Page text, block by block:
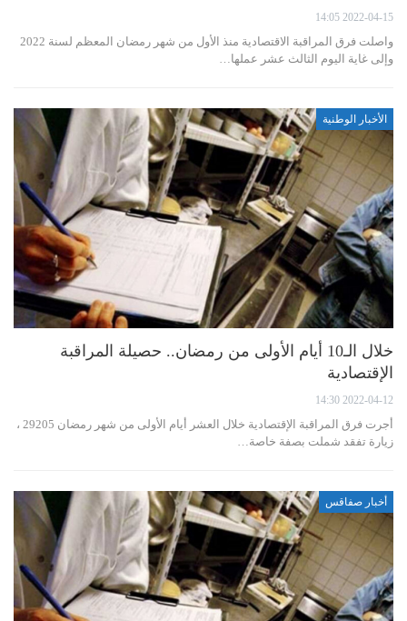
2022-04-15 14:05
واصلت فرق المراقبة الاقتصادية منذ الأول من شهر رمضان المعظم لسنة 2022
وإلى غاية اليوم الثالث عشر عملها…
الأخبار الوطنية
خلال الـ10 أيام الأولى من رمضان.. حصيلة المراقبة
الإقتصادية
2022-04-12 14:30
أجرت فرق المراقبة الإقتصادية خلال العشر أيام الأولى من شهر رمضان 29205 ،
زيارة تفقد شملت بصفة خاصة…
أخبار صفاقس